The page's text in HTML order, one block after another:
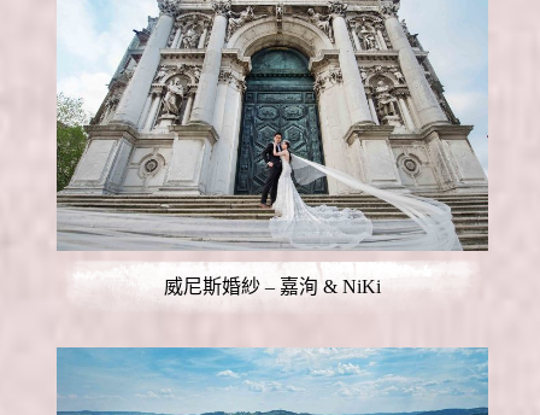
威尼斯婚紗 – 嘉洵 & NiKi